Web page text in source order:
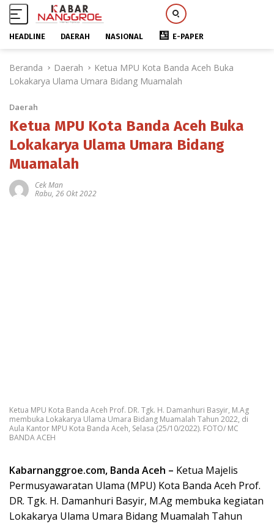
HEADLINE DAERAH NASIONAL E-PAPER
Beranda Daerah
Ketua MPU Kota Banda Aceh Buka
Lokakarya Ulama Umara Bidang Muamalah
Daerah
Ketua MPU Kota Banda Aceh Buka
Lokakarya Ulama Umara Bidang
Muamalah
Cek Man
Rabu, 26 Okt 2022
Ketua MPU Kota Banda Aceh Prof. DR. Tgk. H. Damanhuri Basyir, M.Ag
membuka Lokakarya Ulama Umara Bidang Muamalah Tahun 2022, di
Aula Kantor MPU Kota Banda Aceh, Selasa (25/10/2022). FOTO/ MC
BANDA ACEH
Kabarnanggroe.com, Banda Aceh – Ketua Majelis
Permusyawaratan Ulama (MPU) Kota Banda Aceh Prof.
DR. Tgk. H. Damanhuri Basyir, M.Ag membuka kegiatan
Lokakarya Ulama Umara Bidang Muamalah Tahun